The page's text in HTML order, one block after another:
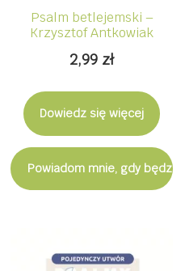
dostępny
Psalm betlejemski –
Krzysztof Antkowiak
2,99 zł
Dowiedz się więcej
Powiadom mnie, gdy